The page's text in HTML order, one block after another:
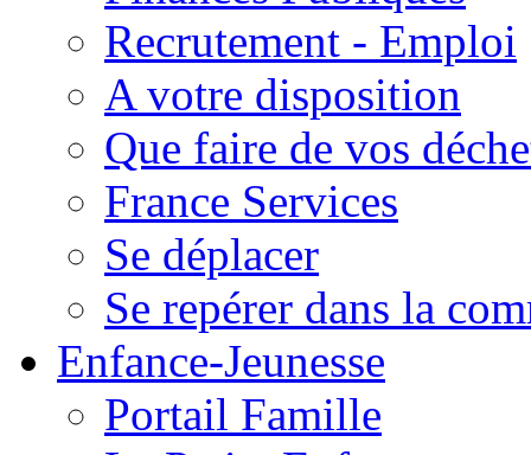
Recrutement - Emploi
A votre disposition
Que faire de vos
France Services
Se déplacer
Se repérer dans la
Enfance-Jeunesse
Portail Famille